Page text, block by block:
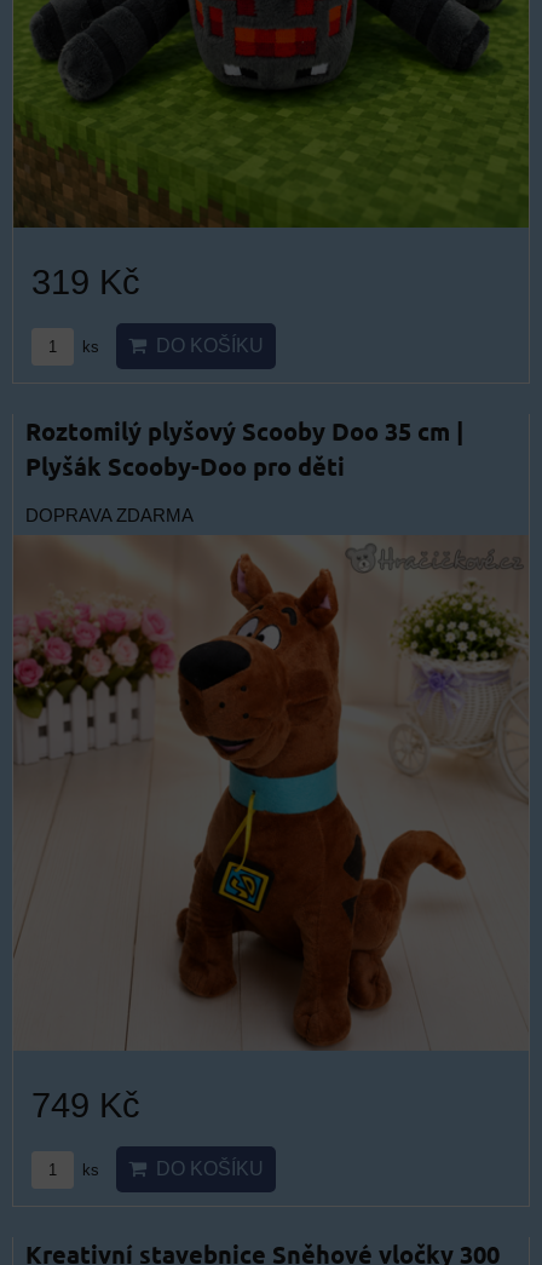
319 Kč
ks DO KOŠÍKU
Roztomilý plyšový Scooby Doo 35 cm |
Plyšák Scooby-Doo pro děti
DOPRAVA ZDARMA
749 Kč
ks DO KOŠÍKU
Kreativní stavebnice Sněhové vločky 300